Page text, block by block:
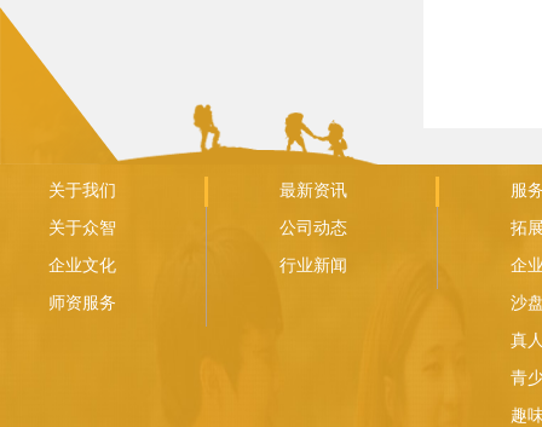
关于我们
关于众智
企业文化
师资服务
最新资讯
公司动态
行业新闻
服
拓
企
沙
真
青
趣